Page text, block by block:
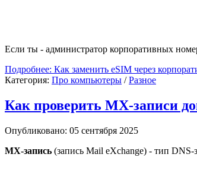
Если ты - администратор корпоративных
Подробнее: Как заменить eSIM через
Категория: Про компьютеры /Разное
Как проверить MX-записи
Опубликовано: 05 сентября 2025
MX-запись (запись Mail eXchange) - тип